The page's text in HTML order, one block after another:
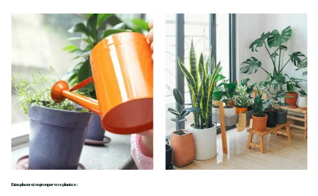
Bien placer et regrouper vos plantes :